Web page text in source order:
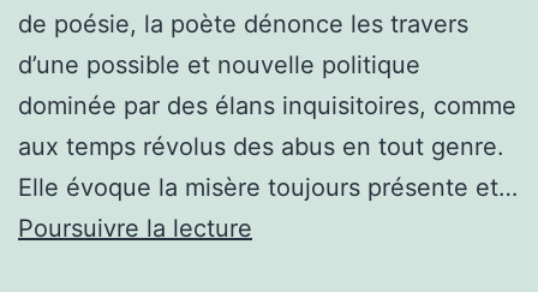
de poésie, la poète dénonce les travers
d’une possible et nouvelle politique
dominée par des élans inquisitoires, comme
aux temps révolus des abus en tout genre.
Elle évoque la misère toujours présente et…
Poursuivre la lecture